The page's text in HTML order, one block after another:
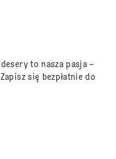
to nasza pasja –
się bezpłatnie do